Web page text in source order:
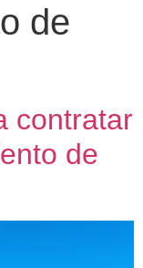
de
contratar
de